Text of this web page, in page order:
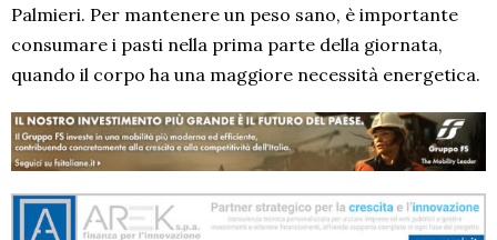
Palmieri. Per mantenere un peso sano, è importante
consumare i pasti nella prima parte della giornata,
quando il corpo ha una maggiore necessità energetica.